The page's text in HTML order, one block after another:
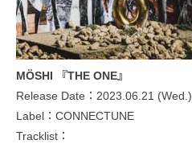
MÖSHI 『THE ONE』
Release Date：2023.06.21 (Wed.)
Label：CONNECTUNE
Tracklist：